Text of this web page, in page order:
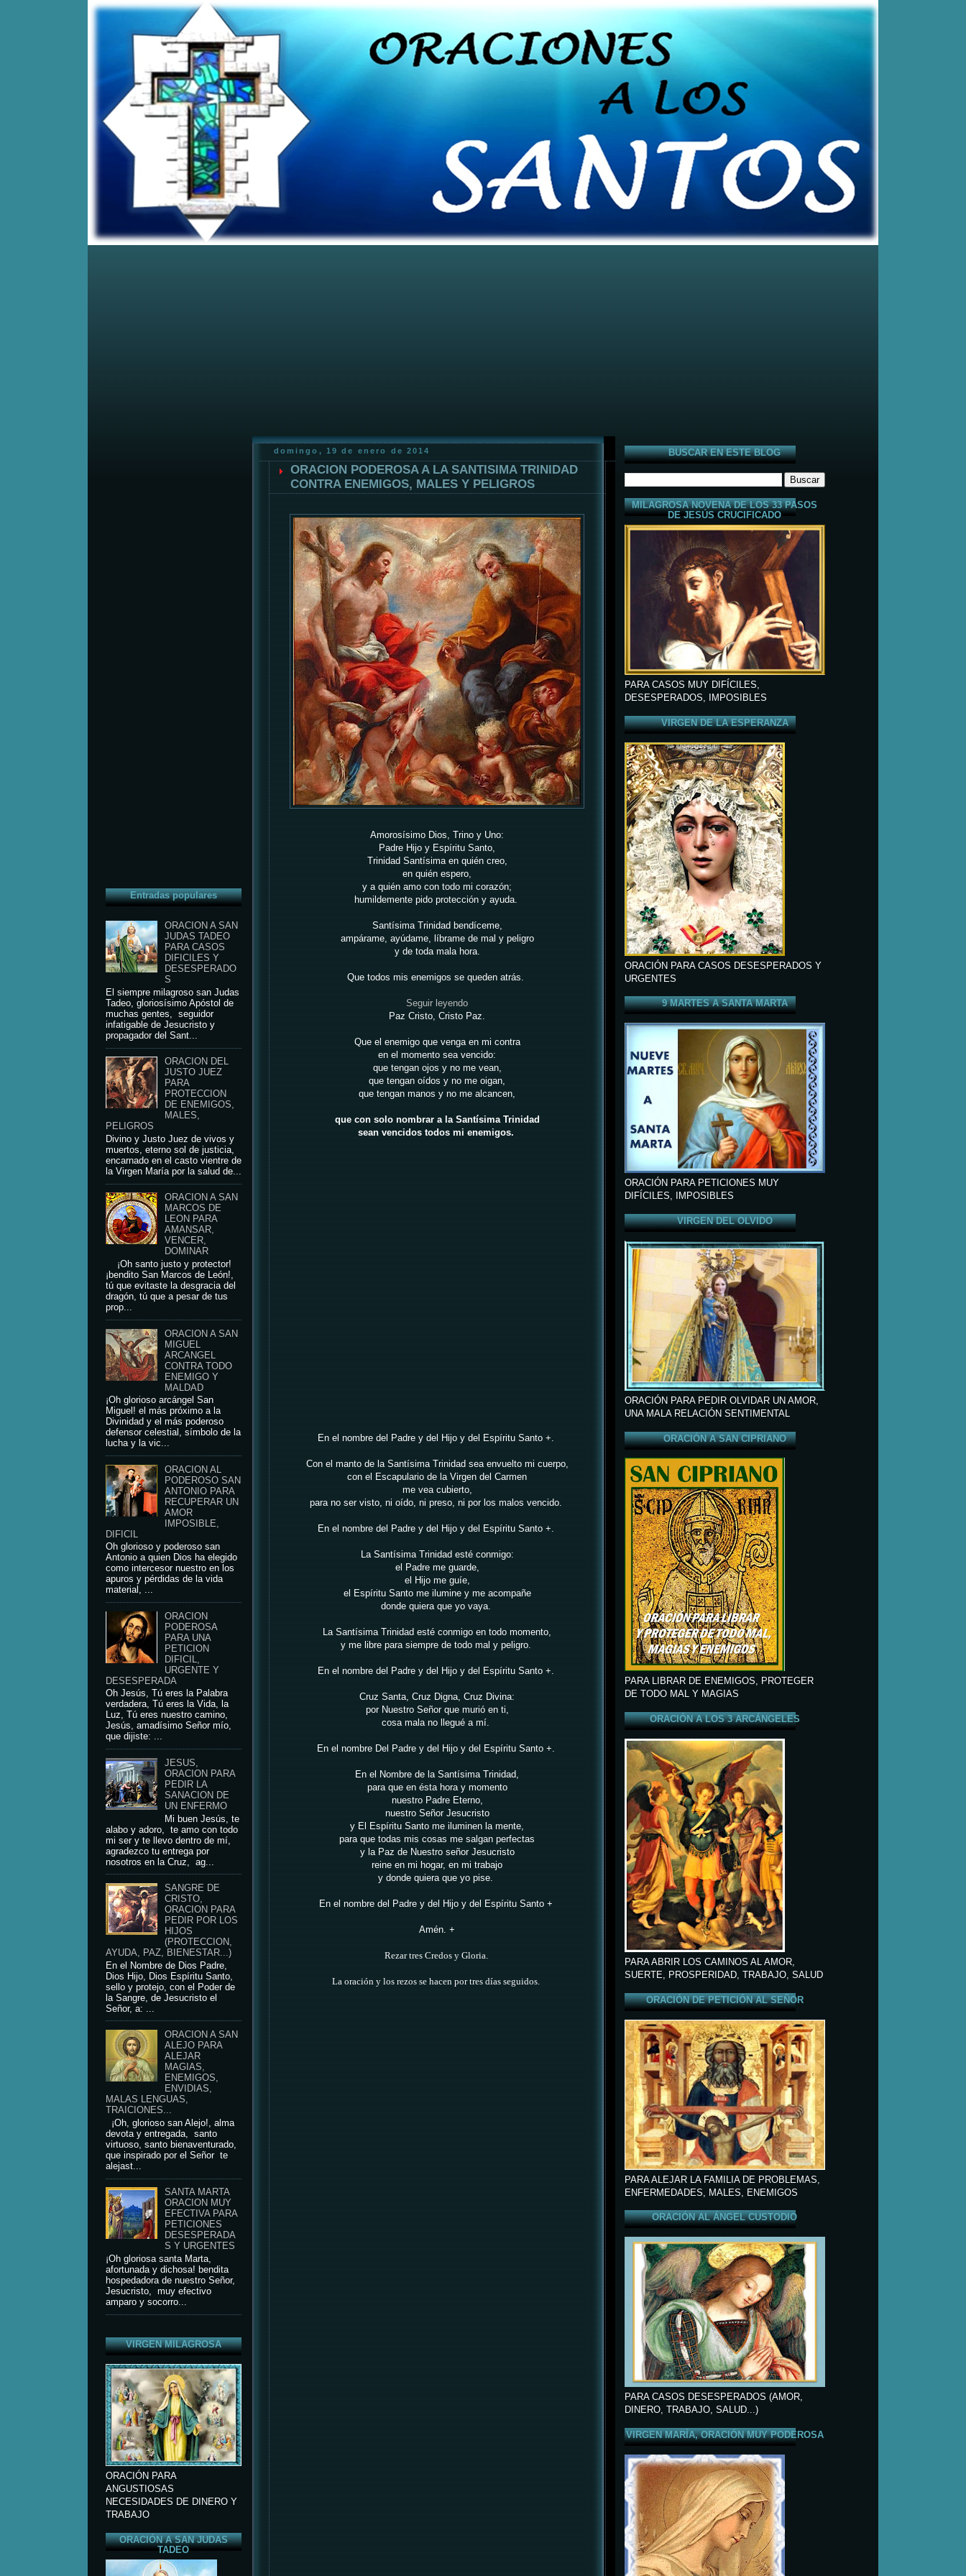
Home Posts RSS Comments RSS
Entradas populares
ORACION A SAN
JUDAS TADEO
PARA CASOS
DIFICILES Y
DESESPERADO
S
El siempre milagroso san Judas
Tadeo, gloriosísimo Apóstol de
muchas gentes, seguidor
infatigable de Jesucristo y
propagador del Sant...
ORACION DEL
JUSTO JUEZ
PARA
PROTECCION
DE ENEMIGOS,
MALES,
PELIGROS
Divino y Justo Juez de vivos y
muertos, eterno sol de justicia,
encarnado en el casto vientre de
la Virgen María por la salud de...
ORACION A SAN
MARCOS DE
LEON PARA
AMANSAR,
VENCER,
DOMINAR
¡Oh santo justo y protector!
¡bendito San Marcos de León!,
tú que evitaste la desgracia del
dragón, tú que a pesar de tus
prop...
ORACION A SAN
MIGUEL
ARCANGEL
CONTRA TODO
ENEMIGO Y
MALDAD
¡Oh glorioso arcángel San
Miguel! el más próximo a la
Divinidad y el más poderoso
defensor celestial, símbolo de la
lucha y la vic...
ORACION AL
PODEROSO SAN
ANTONIO PARA
RECUPERAR UN
AMOR
IMPOSIBLE,
DIFICIL
Oh glorioso y poderoso san
Antonio a quien Dios ha elegido
como intercesor nuestro en los
apuros y pérdidas de la vida
material, ...
ORACION
PODEROSA
PARA UNA
PETICION
DIFICIL,
URGENTE Y
DESESPERADA
Oh Jesús, Tú eres la Palabra
verdadera, Tú eres la Vida, la
Luz, Tú eres nuestro camino,
Jesús, amadísimo Señor mío,
que dijiste: ...
JESUS,
ORACION PARA
PEDIR LA
SANACION DE
UN ENFERMO
Mi buen Jesús, te
alabo y adoro, te amo con todo
mi ser y te llevo dentro de mí,
agradezco tu entrega por
nosotros en la Cruz, ag...
SANGRE DE
CRISTO,
ORACION PARA
PEDIR POR LOS
HIJOS
(PROTECCION,
AYUDA, PAZ, BIENESTAR...)
En el Nombre de Dios Padre,
Dios Hijo, Dios Espíritu Santo,
sello y protejo, con el Poder de
la Sangre, de Jesucristo el
Señor, a: ...
ORACION A SAN
ALEJO PARA
ALEJAR
MAGIAS,
ENEMIGOS,
ENVIDIAS,
MALAS LENGUAS,
TRAICIONES...
¡Oh, glorioso san Alejo!, alma
devota y entregada, santo
virtuoso, santo bienaventurado,
que inspirado por el Señor te
alejast...
SANTA MARTA
ORACION MUY
EFECTIVA PARA
PETICIONES
DESESPERADA
S Y URGENTES
¡Oh gloriosa santa Marta,
afortunada y dichosa! bendita
hospedadora de nuestro Señor,
Jesucristo, muy efectivo
amparo y socorro...
VIRGEN MILAGROSA
ORACIÓN PARA
ANGUSTIOSAS
NECESIDADES DE DINERO Y
TRABAJO
ORACIÓN A SAN JUDAS
TADEO
domingo, 19 de enero de 2014
ORACION PODEROSA A LA SANTISIMA TRINIDAD
CONTRA ENEMIGOS, MALES Y PELIGROS
Amorosísimo Dios, Trino y Uno:
Padre Hijo y Espíritu Santo,
Trinidad Santísima en quién creo,
en quién espero,
y a quién amo con todo mi corazón;
humildemente pido protección y ayuda.
Santísima Trinidad bendíceme,
ampárame, ayúdame, líbrame de mal y peligro
y de toda mala hora.
Que todos mis enemigos se queden atrás.
Seguir leyendo
Paz Cristo, Cristo Paz.
Que el enemigo que venga en mi contra
en el momento sea vencido:
que tengan ojos y no me vean,
que tengan oídos y no me oigan,
que tengan manos y no me alcancen,
que con solo nombrar a la Santísima Trinidad
sean vencidos todos mi enemigos.
En el nombre del Padre y del Hijo y del Espíritu Santo +.
Con el manto de la Santísima Trinidad sea envuelto mi cuerpo,
con el Escapulario de la Virgen del Carmen
me vea cubierto,
para no ser visto, ni oído, ni preso, ni por los malos vencido.
En el nombre del Padre y del Hijo y del Espíritu Santo +.
La Santísima Trinidad esté conmigo:
el Padre me guarde,
el Hijo me guíe,
el Espíritu Santo me ilumine y me acompañe
donde quiera que yo vaya.
La Santísima Trinidad esté conmigo en todo momento,
y me libre para siempre de todo mal y peligro.
En el nombre del Padre y del Hijo y del Espíritu Santo +.
Cruz Santa, Cruz Digna, Cruz Divina:
por Nuestro Señor que murió en ti,
cosa mala no llegué a mí.
En el nombre Del Padre y del Hijo y del Espíritu Santo +.
En el Nombre de la Santísima Trinidad,
para que en ésta hora y momento
nuestro Padre Eterno,
nuestro Señor Jesucristo
y El Espíritu Santo me iluminen la mente,
para que todas mis cosas me salgan perfectas
y la Paz de Nuestro señor Jesucristo
reine en mi hogar, en mi trabajo
y donde quiera que yo pise.
En el nombre del Padre y del Hijo y del Espíritu Santo +
Amén. +
Rezar tres Credos y Gloria.
La oración y los rezos se hacen por tres días seguidos.
BUSCAR EN ESTE BLOG
MILAGROSA NOVENA DE LOS 33 PASOS
DE JESÚS CRUCIFICADO
PARA CASOS MUY DIFÍCILES,
DESESPERADOS, IMPOSIBLES
VIRGEN DE LA ESPERANZA
ORACIÓN PARA CASOS DESESPERADOS Y
URGENTES
9 MARTES A SANTA MARTA
ORACIÓN PARA PETICIONES MUY
DIFÍCILES, IMPOSIBLES
VIRGEN DEL OLVIDO
ORACIÓN PARA PEDIR OLVIDAR UN AMOR,
UNA MALA RELACIÓN SENTIMENTAL
ORACIÓN A SAN CIPRIANO
PARA LIBRAR DE ENEMIGOS, PROTEGER
DE TODO MAL Y MAGIAS
ORACIÓN A LOS 3 ARCÁNGELES
PARA ABRIR LOS CAMINOS AL AMOR,
SUERTE, PROSPERIDAD, TRABAJO, SALUD
ORACIÓN DE PETICIÓN AL SEÑOR
PARA ALEJAR LA FAMILIA DE PROBLEMAS,
ENFERMEDADES, MALES, ENEMIGOS
ORACIÓN AL ÁNGEL CUSTODIO
PARA CASOS DESESPERADOS (AMOR,
DINERO, TRABAJO, SALUD...)
VIRGEN MARÍA, ORACIÓN MUY PODEROSA